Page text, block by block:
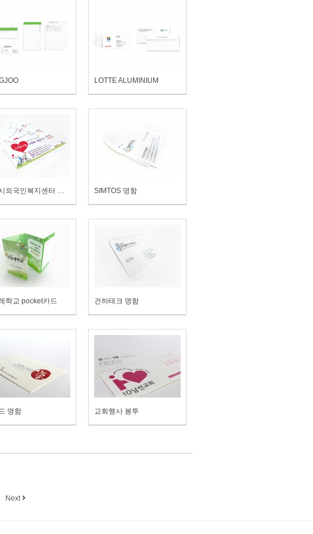
LOTTE ALUMINIUM
수원시외국인복지센터 일일찻집 티켓 SIMTOS 명함
학교 pocket카드 건하테크 명함
명함 교회행사 봉투
Next